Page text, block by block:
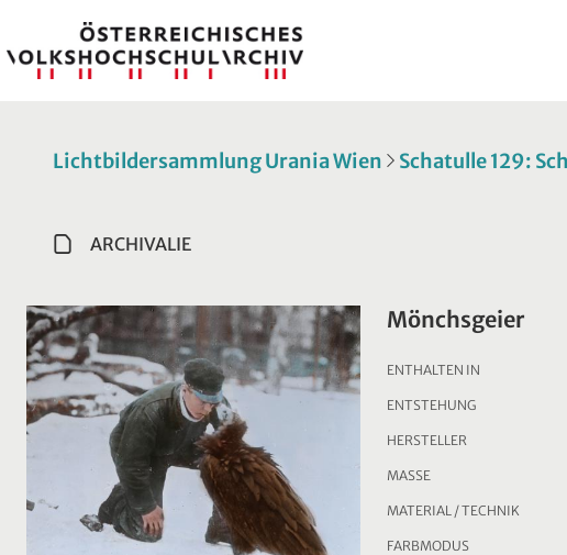
Lichtbildersammlung Urania Wien Schatulle 129:
ARCHIVALIE
Mönchsgeier
ENTHALTEN IN
ENTSTEHUNG
HERSTELLER
MASSE
MATERIAL / TECHNIK
FARBMODUS